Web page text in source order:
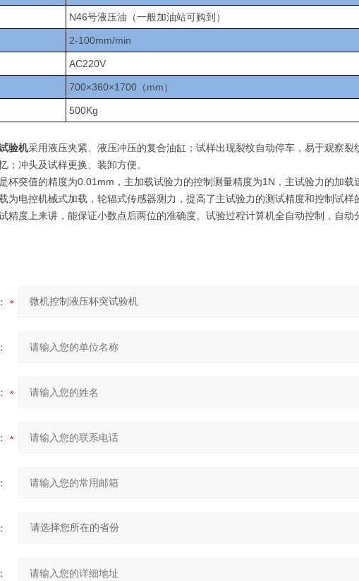
N46号液压油（一般加油站可购到）
2-100mm/min
AC220V
700×360×1700（mm）
500Kg
验机采用液压夹紧、液压冲压的复合油缸；试样出现裂纹自动停车，易于观察
；冲头及试样更换、装卸方便。
杯突值的精度为0.01mm，主加载试验力的控制测量精度为1N，主试验力的加
为电控机械式加载，轮辐式传感器测力，提高了主试验力的测试精度和控制试
精度上来讲，能保证小数点后两位的准确度。试验过程计算机全自动控制，自动